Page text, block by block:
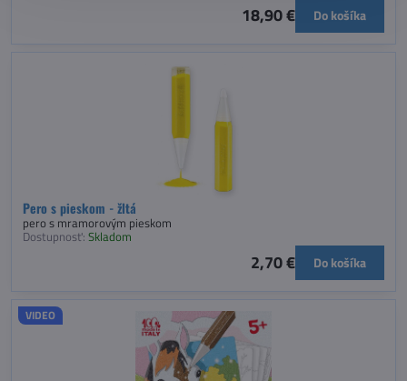
18,90 € Do košíka
Pero s pieskom - žltá
pero s mramorovým pieskom
Dostupnosť: Skladom
2,70 € Do košíka
VIDEO